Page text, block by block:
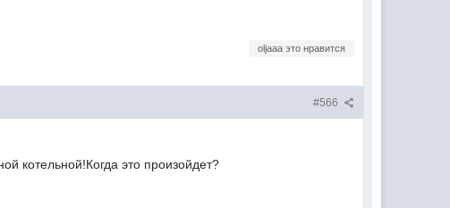
oljaaa это нравится
#566
котельной!Когда это произойдет?